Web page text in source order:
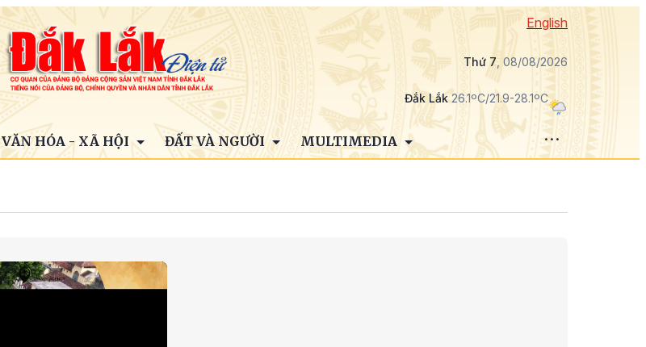
English
Thứ 7, 08/08/2026
Đắk Lắk26.1ºC/21.9-28.1ºC
VĂN HÓA - XÃ HỘI ĐẤT VÀ NGƯỜI MULTIMEDIA